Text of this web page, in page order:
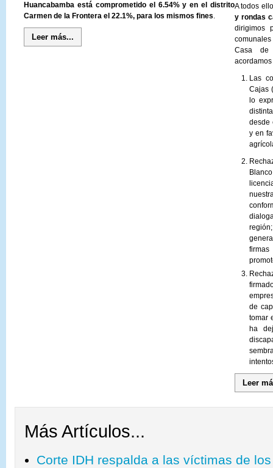
Huancabamba está comprometido el 6.54% y en el distrito
Carmen de la Frontera el 22.1%, para los mismos fines.
Leer más...
A todos
y rondas
dirigimos
Casa de
Las
Cajas
lo
desde
y en
de
tomar
ha
Leer
Más Artículos...
Corte IDH respalda a las víctimas de